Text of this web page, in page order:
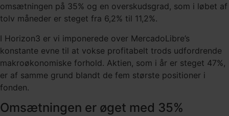
omsætningen på 35% og en overskudsgrad, som i løbet af
tolv måneder er steget fra 6,2% til 11,2%.
I Horizon3 er vi imponerede over MercadoLibre’s
konstante evne til at vokse profitabelt trods udfordrende
makroøkonomiske forhold. Aktien, som i år er steget 47%,
er af samme grund blandt de fem største positioner i
fonden.
Omsætningen er øget med 35%